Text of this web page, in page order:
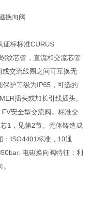
换向阀
证标标准CURUS
纹芯管，直流和交流芯管
交流线圈之间可互换无
护等级为IP65，可选的
插头或加长引线插头。
安全型交流阀。标准交
1，见第2节。壳体铸造成
：ISO4401标准，10通
电磁换向阀特征：利